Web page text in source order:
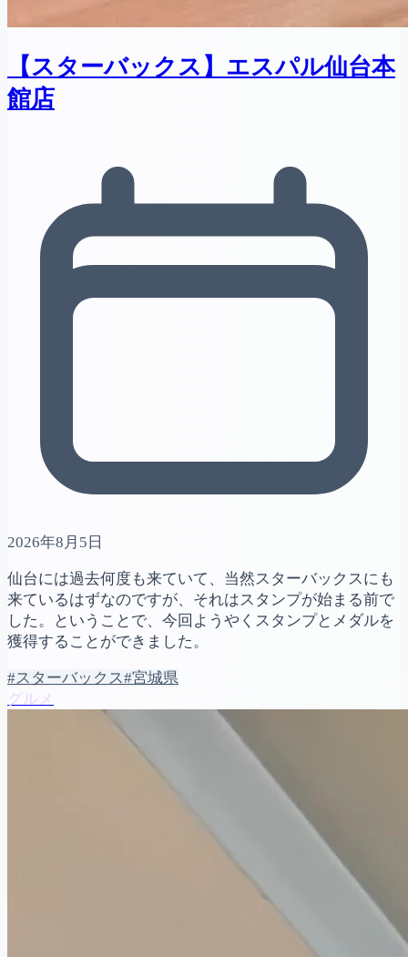
【スターバックス】エスパル仙台本
館店
2026年8月5日
仙台には過去何度も来ていて、当然スターバックスにも
来ているはずなのですが、それはスタンプが始まる前で
した。ということで、今回ようやくスタンプとメダルを
獲得することができました。
#スターバックス#宮城県
グルメ